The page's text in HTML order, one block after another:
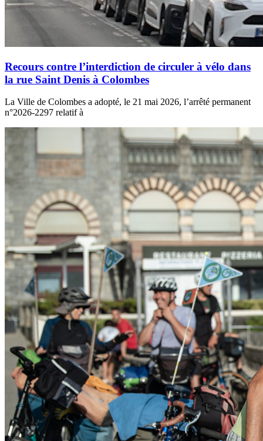
Recours contre l’interdiction de circuler à vélo dans
la rue Saint Denis à Colombes
La Ville de Colombes a adopté, le 21 mai 2026, l’arrêté permanent
n°2026-2297 relatif à